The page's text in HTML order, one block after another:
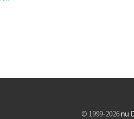
© 1999-2026nu